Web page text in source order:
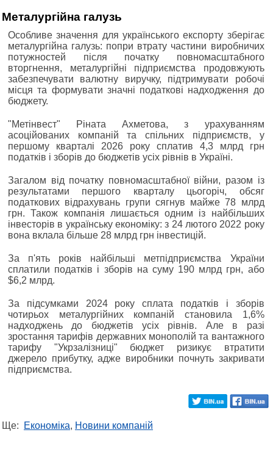
Металургійна галузь
Особливе значення для українського експорту зберігає
металургійна галузь: попри втрату частини виробничих
потужностей після початку повномасштабного
вторгнення, металургійні підприємства продовжують
забезпечувати валютну виручку, підтримувати робочі
місця та формувати значні податкові надходження до
бюджету.
"Метінвест" Ріната Ахметова, з урахуванням
асоційованих компаній та спільних підприємств, у
першому кварталі 2026 року сплатив 4,3 млрд грн
податків і зборів до бюджетів усіх рівнів в Україні.
Загалом від початку повномасштабної війни, разом із
результатами першого кварталу цьогоріч, обсяг
податкових відрахувань групи сягнув майже 78 млрд
грн. Також компанія лишається одним із найбільших
інвесторів в українську економіку: з 24 лютого 2022 року
вона вклала більше 28 млрд грн інвестицій.
За п'ять років найбільші метпідприємства України
сплатили податків і зборів на суму 190 млрд грн, або
$6,2 млрд.
За підсумками 2024 року сплата податків і зборів
чотирьох металургійних компаній становила 1,6%
надходжень до бюджетів усіх рівнів. Але в разі
зростання тарифів державних монополій та вантажного
тарифу "Укрзалізниці" бюджет ризикує втратити
джерело прибутку, адже виробники почнуть закривати
підприємства.
Ще: Економіка, Новини компаній